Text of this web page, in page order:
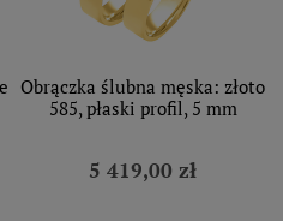
Obrączka ślubna męska: złoto
585, płaski profil, 5 mm
5 419,00 zł